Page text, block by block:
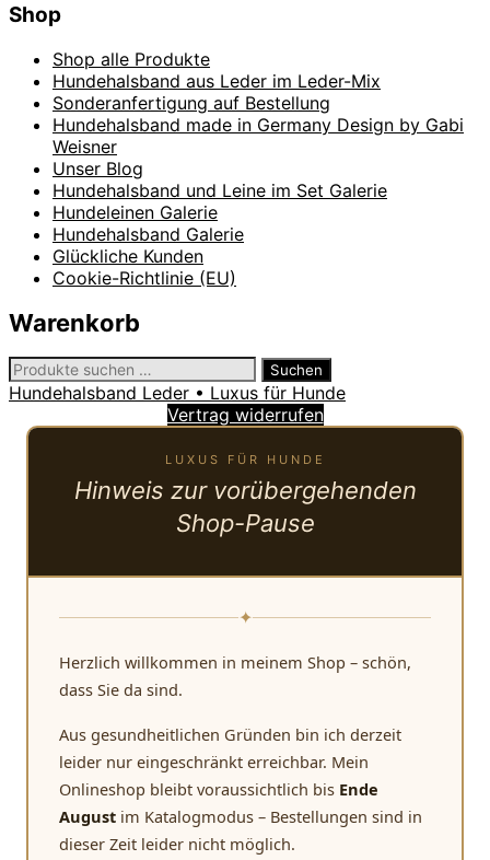
Shop
Shop alle Produkte
Hundehalsband aus Leder im Leder-Mix
Sonderanfertigung auf Bestellung
Hundehalsband made in Germany Design by Gabi
Weisner
Unser Blog
Hundehalsband und Leine im Set Galerie
Hundeleinen Galerie
Hundehalsband Galerie
Glückliche Kunden
Cookie-Richtlinie (EU)
Warenkorb
Suchen
nach:
Suchen
Hundehalsband Leder • Luxus für Hunde
Vertrag widerrufen
LUXUS FÜR HUNDE
Hinweis zur vorübergehenden
Shop-Pause
✦
Herzlich willkommen in meinem Shop – schön,
dass Sie da sind.
Aus gesundheitlichen Gründen bin ich derzeit
leider nur eingeschränkt erreichbar. Mein
Onlineshop bleibt voraussichtlich bis Ende
August im Katalogmodus – Bestellungen sind in
dieser Zeit leider nicht möglich.